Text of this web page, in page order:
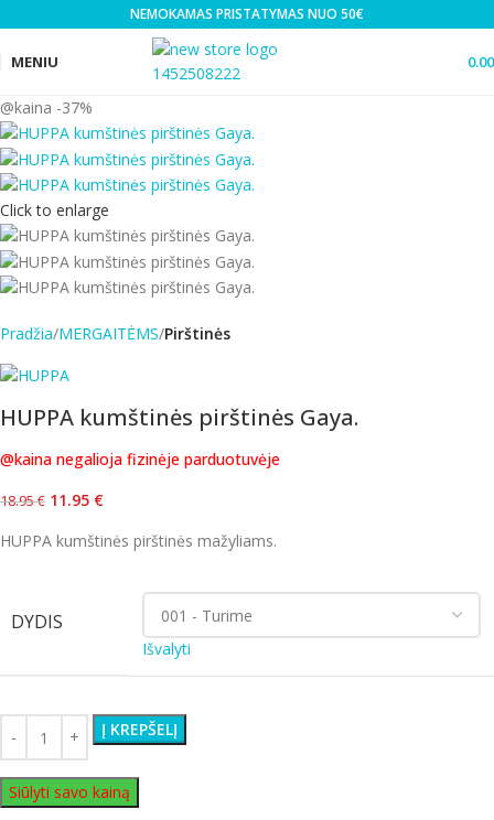
NEMOKAMAS PRISTATYMAS NUO 50€
MENIU
-37%
Click to enlarge
Pradžia MERGAITĖMS Pirštinės
HUPPA kumštinės pirštinės Gaya.
@kaina negalioja fizinėje parduotuvėje
18.95€ 11.95 €
HUPPA kumštinės pirštinės mažyliams.
DYDIS
Išvalyti
Į KREPŠELĮ
Siūlyti savo kainą